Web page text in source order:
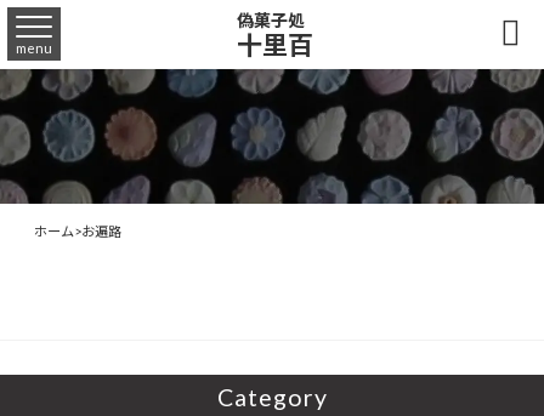
偽菓子処
十里百
menu 
ホーム>お遍路
Category